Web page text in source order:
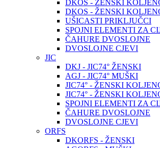
DKOS - ŽENSKI
DKOS - ŽENSKI
UŠICASTI PRIKLJUČCI
SPOJNI ELEMENTI ZA
ČAHURE DVOSLOJNE
DVOSLOJNE CJEVI
JIC
DKJ - JIC74° ŽENSKI
AGJ - JIC74° MUŠKI
JIC74° - ŽENSKI
JIC74° - ŽENSKI
SPOJNI ELEMENTI ZA
ČAHURE DVOSLOJNE
DVOSLOJNE CJEVI
ORFS
DKORFS - ŽENSKI